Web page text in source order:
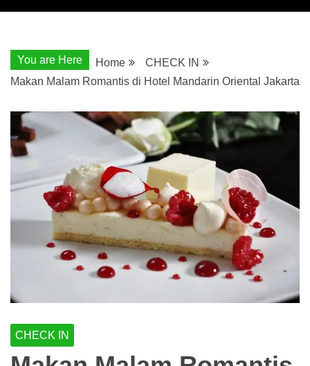
You are Here Home
CHECK IN
Makan Malam Romantis di Hotel Mandarin Oriental Jakarta
CHECK IN